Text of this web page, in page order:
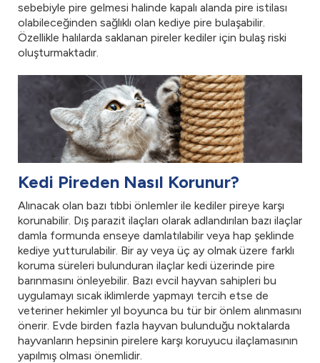
sebebiyle pire gelmesi halinde kapalı alanda pire istilası
olabileceğinden sağlıklı olan kediye pire bulaşabilir.
Özellikle halılarda saklanan pireler kediler için bulaş riski
oluşturmaktadır.
Kedi Pireden Nasıl Korunur?
Alınacak olan bazı tıbbi önlemler ile kediler pireye karşı
korunabilir. Dış parazit ilaçları olarak adlandırılan bazı ilaçlar
damla formunda enseye damlatılabilir veya hap şeklinde
kediye yutturulabilir. Bir ay veya üç ay olmak üzere farklı
koruma süreleri bulunduran ilaçlar kedi üzerinde pire
barınmasını önleyebilir. Bazı evcil hayvan sahipleri bu
uygulamayı sıcak iklimlerde yapmayı tercih etse de
veteriner hekimler yıl boyunca bu tür bir önlem alınmasını
önerir. Evde birden fazla hayvan bulunduğu noktalarda
hayvanların hepsinin pirelere karşı koruyucu ilaçlamasının
yapılmış olması önemlidir.